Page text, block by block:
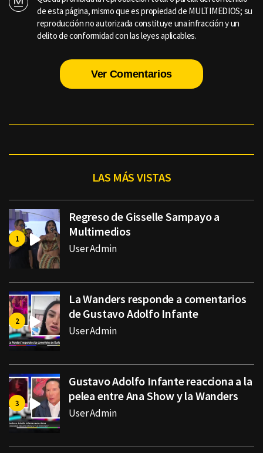
de esta página, mismo que es propiedad de MULTIMEDIOS; su
reproducción no autorizada constituye una infracción y un
delito de conformidad con las leyes aplicables.
Ver Comentarios
LAS MÁS VISTAS
Regreso de Gisselle Sampayo a
Multimedios
User Admin
La Wanders responde a comentarios
de Gustavo Adolfo Infante
User Admin
Gustavo Adolfo Infante reacciona a la
pelea entre Ana Show y la Wanders
User Admin